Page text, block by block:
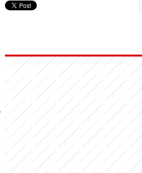
STÁT BLOGEREM
DISKUTÉRA NA RADIOTV
STARŠÍCH DISKUZÍ